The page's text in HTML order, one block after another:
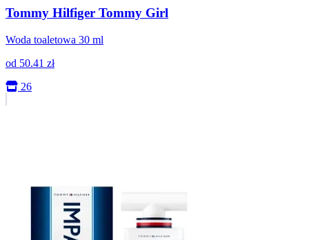
Tommy Hilfiger Tommy Girl
Woda toaletowa 30 ml
od 50.41 zł
26